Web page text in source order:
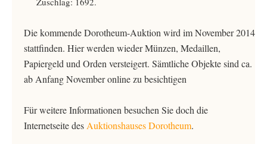
Die kommende Dorotheum-Auktion wird im November 2014
stattfinden. Hier werden wieder Münzen, Medaillen,
Papiergeld und Orden versteigert. Sämtliche Objekte sind ca.
ab Anfang November online zu besichtigen
Für weitere Informationen besuchen Sie doch die
Internetseite des Auktionshauses Dorotheum.